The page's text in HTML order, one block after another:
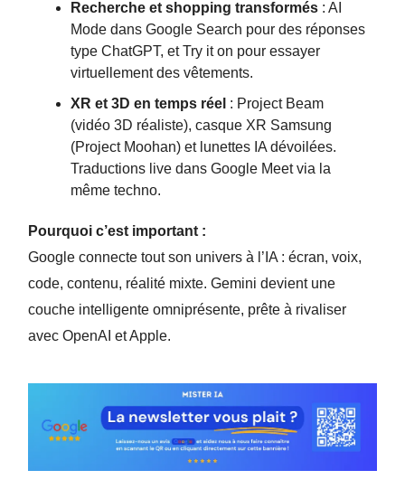
Recherche et shopping transformés : AI
Mode dans Google Search pour des réponses
type ChatGPT, et Try it on pour essayer
virtuellement des vêtements.
XR et 3D en temps réel : Project Beam
(vidéo 3D réaliste), casque XR Samsung
(Project Moohan) et lunettes IA dévoilées.
Traductions live dans Google Meet via la
même techno.
Pourquoi c’est important :
Google connecte tout son univers à l’IA : écran, voix,
code, contenu, réalité mixte. Gemini devient une
couche intelligente omniprésente, prête à rivaliser
avec OpenAI et Apple.